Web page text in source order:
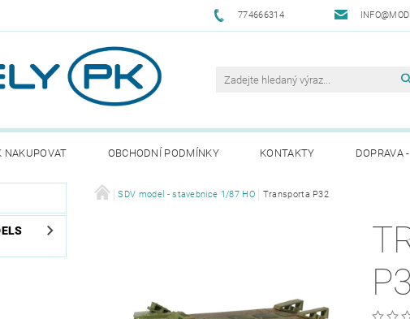
774666314
NAKUPOVAT OBCHODNÍ PODMÍNKY KONTAKTY DOPRAVA
ÚDAJŮ GDPR SDV model - stavebnice 1/87 HO Transporta P32